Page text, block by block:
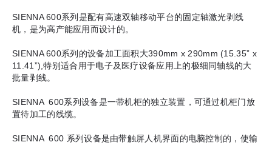
SIENNA 600系列是配有高速双轴移动平台的固定轴激光剥线
机，是为高产能应用而设计的。
SIENNA 600系列的设备加工面积大390mm x 290mm (15.35” x
11.41”),特别适合用于电子及医疗设备应用上的极细同轴线的大
批量剥线。
SIENNA 600系列设备是一带机柜的独立装置，可通过机柜门放
置待加工的线缆。
SIENNA 600 系列设备是由带触屏人机界面的电脑控制的，使输